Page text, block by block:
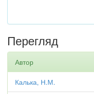
Перегляд
Автор
Калька, Н.М.